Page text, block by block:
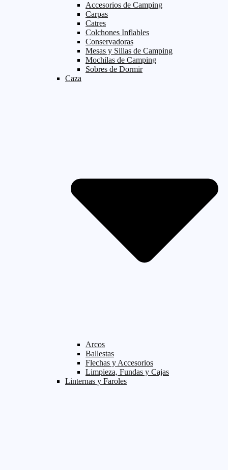
Accesorios de Camping
Carpas
Catres
Colchones Inflables
Conservadoras
Mesas y Sillas de Camping
Mochilas de Camping
Sobres de Dormir
Caza
Arcos
Ballestas
Flechas y Accesorios
Limpieza, Fundas y Cajas
Linternas y Faroles